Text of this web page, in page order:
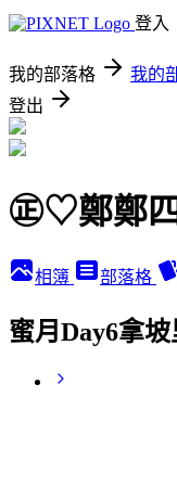
登入
我的部落格 我的
登出
㊣♡鄭鄭
相簿 部落格
蜜月Day6拿